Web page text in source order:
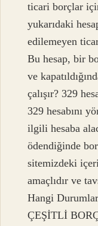
ticari borçlar
yukarıdaki
edilemeyen
Bu hesap, bir
ve
çalışır? 329
329 hesabını
ilgili hesaba
ödendiğinde
sitemizdeki
amaçlıdır ve
Hangi
ÇEŞİTLİ